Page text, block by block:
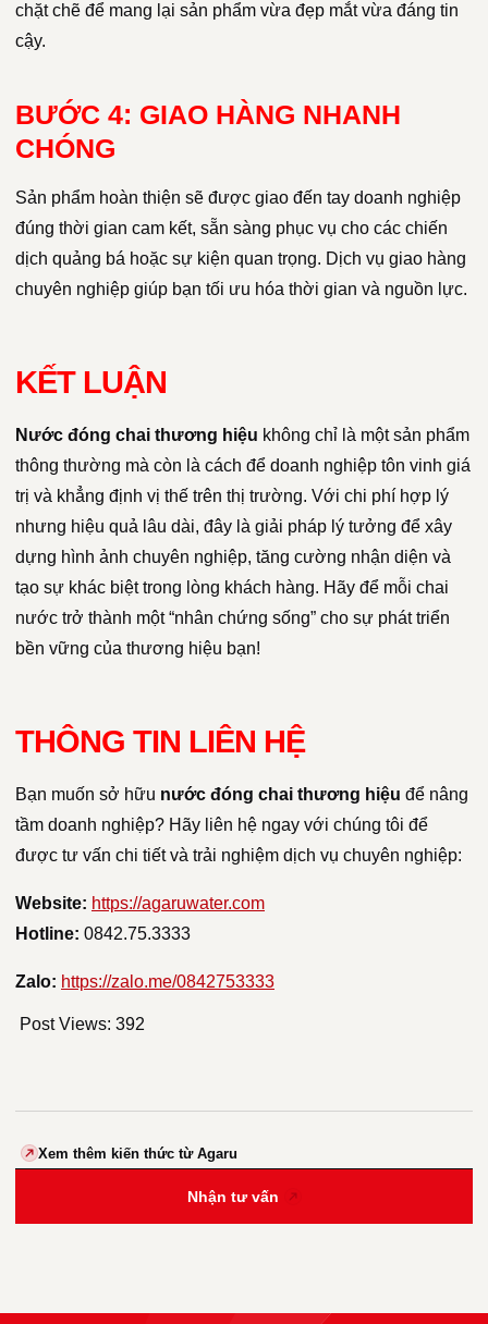
chặt chẽ để mang lại sản phẩm vừa đẹp mắt vừa đáng tin
cậy.
BƯỚC 4: GIAO HÀNG NHANH
CHÓNG
Sản phẩm hoàn thiện sẽ được giao đến tay doanh nghiệp
đúng thời gian cam kết, sẵn sàng phục vụ cho các chiến
dịch quảng bá hoặc sự kiện quan trọng. Dịch vụ giao hàng
chuyên nghiệp giúp bạn tối ưu hóa thời gian và nguồn lực.
KẾT LUẬN
Nước đóng chai thương hiệu không chỉ là một sản phẩm
thông thường mà còn là cách để doanh nghiệp tôn vinh giá
trị và khẳng định vị thế trên thị trường. Với chi phí hợp lý
nhưng hiệu quả lâu dài, đây là giải pháp lý tưởng để xây
dựng hình ảnh chuyên nghiệp, tăng cường nhận diện và
tạo sự khác biệt trong lòng khách hàng. Hãy để mỗi chai
nước trở thành một “nhân chứng sống” cho sự phát triển
bền vững của thương hiệu bạn!
THÔNG TIN LIÊN HỆ
Bạn muốn sở hữu nước đóng chai thương hiệu để nâng
tầm doanh nghiệp? Hãy liên hệ ngay với chúng tôi để
được tư vấn chi tiết và trải nghiệm dịch vụ chuyên nghiệp:
Website: https://agaruwater.com
Hotline: 0842.75.3333
Zalo: https://zalo.me/0842753333
Post Views: 392
Xem thêm kiến thức từ Agaru
Nhận tư vấn